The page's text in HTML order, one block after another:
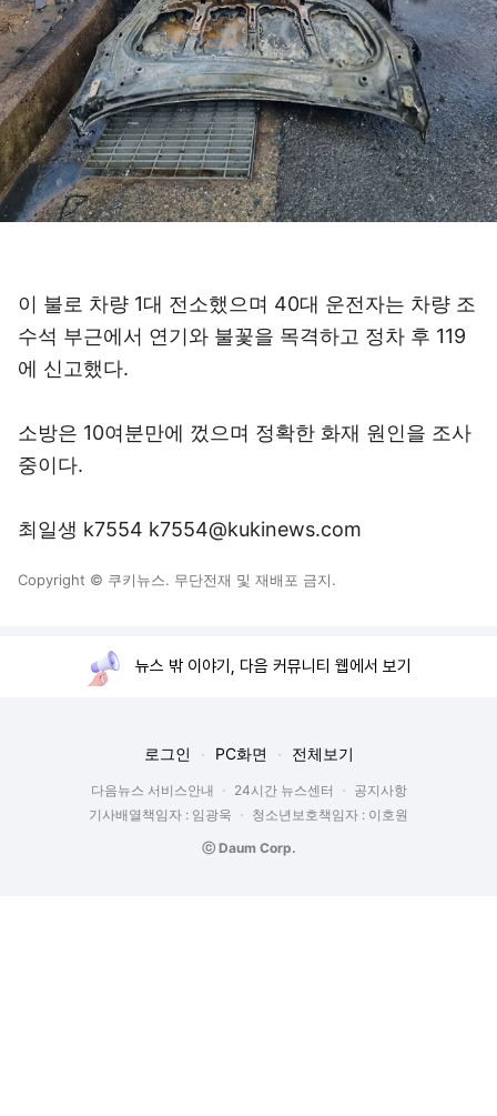
이 불로 차량 1대 전소했으며 40대 운전자는 차량 조
수석 부근에서 연기와 불꽃을 목격하고 정차 후 119
에 신고했다.
소방은 10여분만에 껐으며 정확한 화재 원인을 조사
중이다.
최일생 k7554 k7554@kukinews.com
Copyright © 쿠키뉴스. 무단전재 및 재배포 금지.
뉴스 밖 이야기, 다음 커뮤니티 웹에서 보기
로그인 PC화면 전체보기
다음뉴스 서비스안내 24시간 뉴스센터
공지사항
기사배열책임자 : 임광욱
청소년보호책임자 : 이호원
ⓒ Daum Corp.